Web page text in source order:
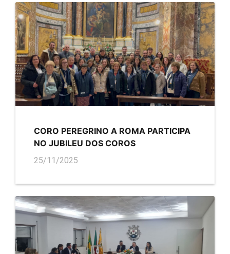
CORO PEREGRINO A ROMA PARTICIPA
NO JUBILEU DOS COROS
25/11/2025